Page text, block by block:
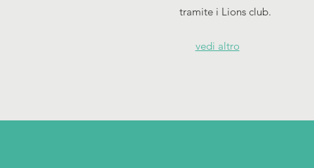
tramite i Lions club.
vedi altro